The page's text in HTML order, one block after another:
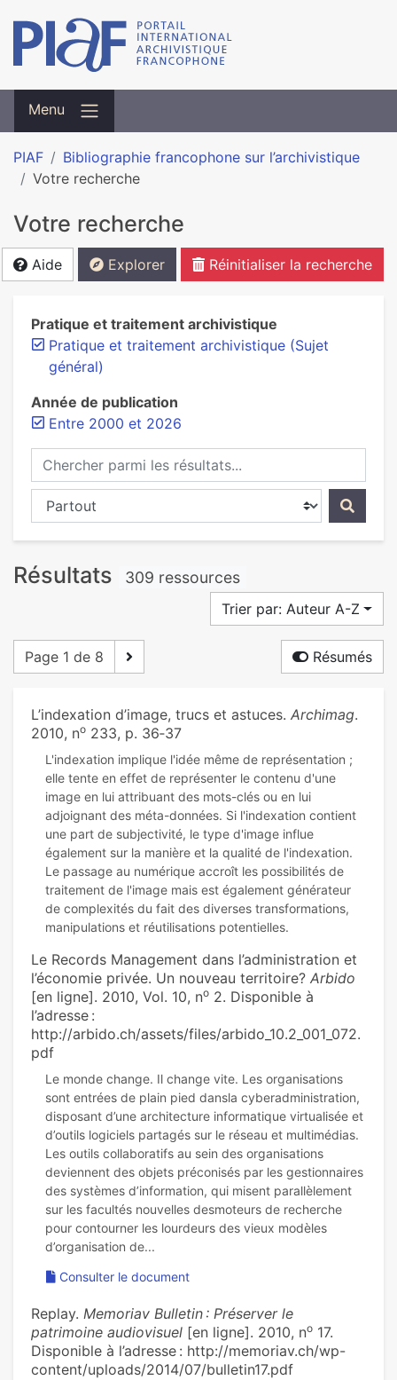
Menu
PIAF
Bibliographie francophone sur l’archivistique
Votre recherche
Votre recherche
Aide Explorer Réinitialiser la recherche
Pratique et traitement archivistique
Pratique et traitement archivistique (Sujet
général)
Année de publication
Entre 2000 et 2026
Chercher parmi les résultats...
Chercher dans...
Résultats 309 ressources
Trier par: Auteur A-Z
Page 1 de 8 Résumés
L’indexation d’image, trucs et astuces. Archimag.
2010, no 233, p. 36‑37
L'indexation implique l'idée même de représentation ;
elle tente en effet de représenter le contenu d'une
image en lui attribuant des mots-clés ou en lui
adjoignant des méta-données. Si l'indexation contient
une part de subjectivité, le type d'image influe
également sur la manière et la qualité de l'indexation.
Le passage au numérique accroît les possibilités de
traitement de l'image mais est également générateur
de complexités du fait des diverses transformations,
Le Records Management dans l’administration et
l’économie privée. Un nouveau territoire? Arbido
[en ligne]. 2010, Vol. 10, no 2. Disponible à
l’adresse :
http://arbido.ch/assets/files/arbido_10.2_001_072.
pdf
Le monde change. Il change vite. Les organisations
sont entrées de plain pied dansla cyberadministration,
disposant d’une architecture informatique virtualisée et
d’outils logiciels partagés sur le réseau et multimédias.
Les outils collaboratifs au sein des organisations
deviennent des objets préconisés par les gestionnaires
des systèmes d’information, qui misent parallèlement
sur les facultés nouvelles desmoteurs de recherche
pour contourner les lourdeurs des vieux modèles
Consulter le document
Replay. Memoriav Bulletin : Préserver le
patrimoine audiovisuel [en ligne]. 2010, no 17.
Disponible à l’adresse : http://memoriav.ch/wp-
content/uploads/2014/07/bulletin17.pdf